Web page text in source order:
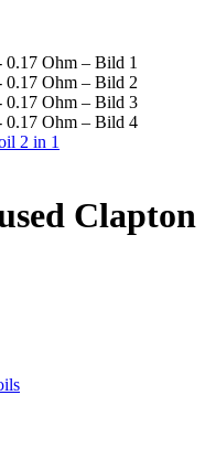
2 in 1
Clapton